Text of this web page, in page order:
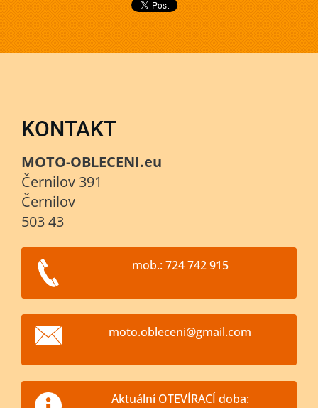
KONTAKT
MOTO-OBLECENI.eu
Černilov 391
Černilov
503 43
mob.: 724 742 915
moto.obleceni@gmail.com
Aktuální OTEVÍRACÍ doba: